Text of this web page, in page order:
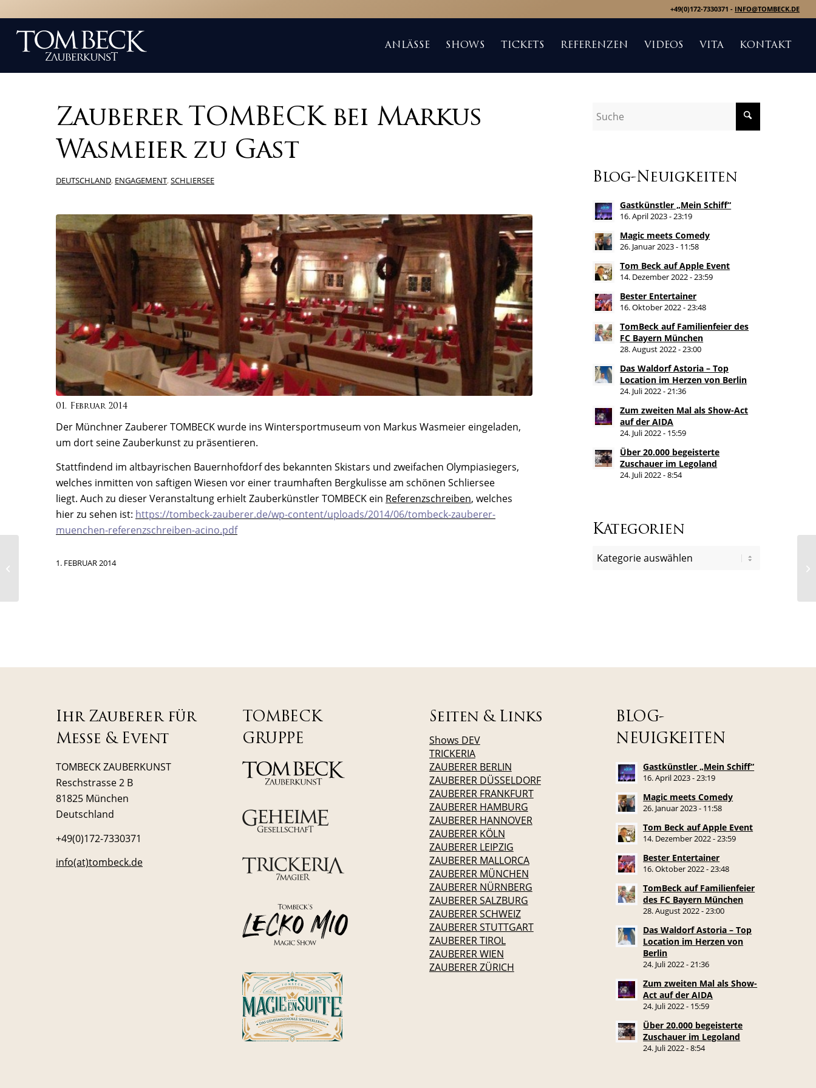
+49(0)172-7330371 - INFO@TOMBECK.DE
ANLÄSSE SHOWS TICKETS REFERENZEN VIDEOS VITA KONTAKT
Zauberer TOMBECK bei Markus
Wasmeier zu Gast
DEUTSCHLAND, ENGAGEMENT,SCHLIERSEE
01. Februar 2014
Der Münchner Zauberer TOMBECK wurde ins Wintersportmuseum von Markus Wasmeier eingeladen,
um dort seine Zauberkunst zu präsentieren.
Stattfindend im altbayrischen Bauernhofdorf des bekannten Skistars und zweifachen Olympiasiegers,
welches inmitten von saftigen Wiesen vor einer traumhaften Bergkulisse am schönen Schliersee
liegt. Auch zu dieser Veranstaltung erhielt Zauberkünstler TOMBECK ein Referenzschreiben, welches
hier zu sehen ist: https://tombeck-zauberer.de/wp-content/uploads/2014/06/tombeck-zauberer-
muenchen-referenzschreiben-acino.pdf
1. FEBRUAR 2014
Blog-Neuigkeiten
Gastkünstler „Mein Schiff“
16. April 2023 - 23:19
Magic meets Comedy
26. Januar 2023 - 11:58
Tom Beck auf Apple Event
14. Dezember 2022 - 23:59
Bester Entertainer
16. Oktober 2022 - 23:48
TomBeck auf Familienfeier des
FC Bayern München
28. August 2022 - 23:00
Das Waldorf Astoria – Top
Location im Herzen von Berlin
24. Juli 2022 - 21:36
Zum zweiten Mal als Show-Act
auf der AIDA
24. Juli 2022 - 15:59
Über 20.000 begeisterte
Zuschauer im Legoland
24. Juli 2022 - 8:54
Kategorien
Ihr Zauberer für
Messe & Event
TOMBECK ZAUBERKUNST
Reschstrasse 2 B
81825 München
Deutschland
+49(0)172-7330371
info(at)tombeck.de
TOMBECK
GRUPPE
Seiten & Links
Shows DEV
TRICKERIA
ZAUBERER BERLIN
ZAUBERER DÜSSELDORF
ZAUBERER FRANKFURT
ZAUBERER HAMBURG
ZAUBERER HANNOVER
ZAUBERER KÖLN
ZAUBERER LEIPZIG
ZAUBERER MALLORCA
ZAUBERER MÜNCHEN
ZAUBERER NÜRNBERG
ZAUBERER SALZBURG
ZAUBERER SCHWEIZ
ZAUBERER STUTTGART
ZAUBERER TIROL
ZAUBERER WIEN
ZAUBERER ZÜRICH
BLOG-
NEUIGKEITEN
Gastkünstler „Mein Schiff“
16. April 2023 - 23:19
Magic meets Comedy
26. Januar 2023 - 11:58
Tom Beck auf Apple Event
14. Dezember 2022 - 23:59
Bester Entertainer
16. Oktober 2022 - 23:48
TomBeck auf Familienfeier
des FC Bayern München
28. August 2022 - 23:00
Das Waldorf Astoria – Top
Location im Herzen von
Berlin
24. Juli 2022 - 21:36
Zum zweiten Mal als Show-
Act auf der AIDA
24. Juli 2022 - 15:59
Über 20.000 begeisterte
Zuschauer im Legoland
24. Juli 2022 - 8:54
gibt Workshop für